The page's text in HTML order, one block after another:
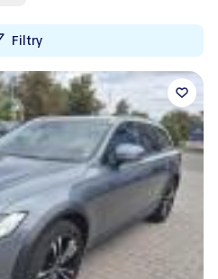
Filtry